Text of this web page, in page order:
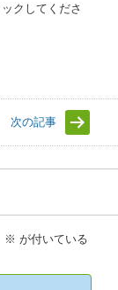
クしてくださ
次の記事
※ が付いている